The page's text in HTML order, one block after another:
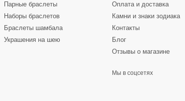
Парные браслеты
Наборы браслетов
Браслеты шамбала
Украшения на шею
Оплата и доставка
Камни и знаки зодиака
Контакты
Блог
Отзывы о магазине
Мы в соцсетях